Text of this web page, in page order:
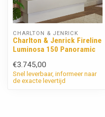
CHARLTON & JENRICK
Charlton & Jenrick Fireline
Luminosa 150 Panoramic
€3.745,00
Snel leverbaar, informeer naar
de exacte levertijd